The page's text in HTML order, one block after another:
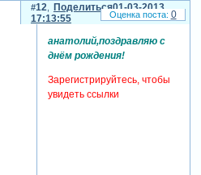
Поделиться
12
01-03-2013
17:13:55
анатолий,поздравляю с
днём рождения!
Зарегистрируйтесь, чтобы
увидеть ссылки
0